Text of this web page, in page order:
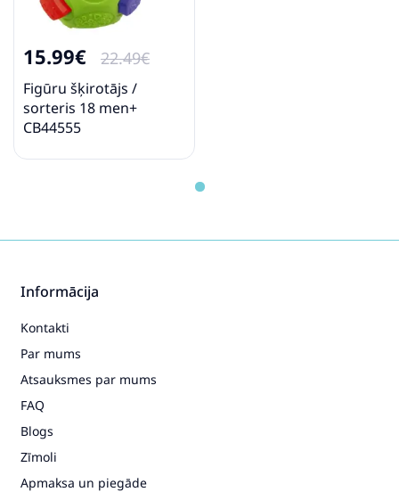
15.99€ 22.49€
Figūru šķirotājs /
sorteris 18 men+
CB44555
Informācija
Kontakti
Par mums
Atsauksmes par mums
FAQ
Blogs
Zīmoli
Apmaksa un piegāde